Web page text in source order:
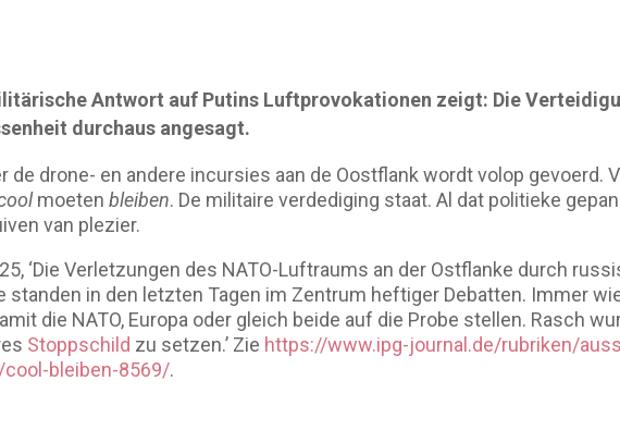
Antwort auf Putins Luftprovokationen zeigt: Die
durchaus angesagt.
de drone- en andere incursies aan de Oostflank wordt volop gevoerd.
moeten bleiben. De militaire verdediging staat. Al dat politieke
van plezier.
‘Die Verletzungen des NATO-Luftraums an der Ostflanke durch
standen in den letzten Tagen im Zentrum heftiger Debatten. Immer
die NATO, Europa oder gleich beide auf die Probe stellen. Rasch
Stoppschild zu setzen.’ Zie https://www.ipg-journal.de/rubriken/
bleiben-8569/.